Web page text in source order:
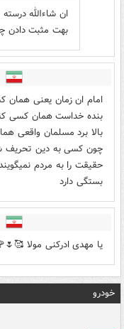
ان شاءالله
بهت مثبت دادن
امام ان زمان یعنی
بنده خداست همان کسی
بالا برد مسلمان واقعی
چون کسی به دین تحریف
حقیقت را به مردم
بستگی دارد
یا مهدی ادرکنی مولا
خودرو